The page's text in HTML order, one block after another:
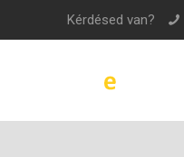
Kérdésed van?